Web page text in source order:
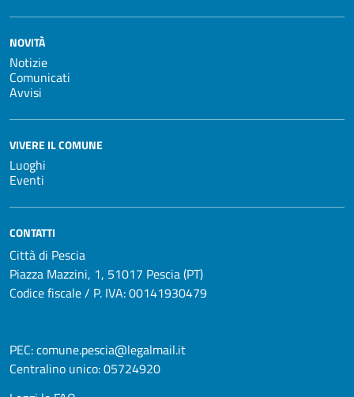
NOVITÀ
Notizie
Comunicati
Avvisi
VIVERE IL COMUNE
Luoghi
Eventi
CONTATTI
Città di Pescia
Piazza Mazzini, 1, 51017 Pescia (PT)
Codice fiscale / P. IVA: 00141930479
PEC:comune.pescia@legalmail.it
Centralino unico:05724920